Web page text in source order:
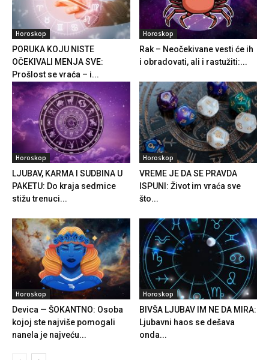
Horoskop
PORUKA KOJU NISTE
OČEKIVALI MENJA SVE:
Prošlost se vraća – i...
Horoskop
Rak – Neočekivane vesti će ih
i obradovati, ali i rastužiti:...
Horoskop
LJUBAV, KARMA I SUDBINA U
PAKETU: Do kraja sedmice
stižu trenuci...
Horoskop
VREME JE DA SE PRAVDA
ISPUNI: Život im vraća sve
što...
Horoskop
Devica — ŠOKANTNO: Osoba
kojoj ste najviše pomogali
nanela je najveću...
Horoskop
BIVŠA LJUBAV IM NE DA MIRA:
Ljubavni haos se dešava
onda...